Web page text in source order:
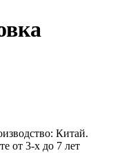
Китай.
от 3-х до 7 лет